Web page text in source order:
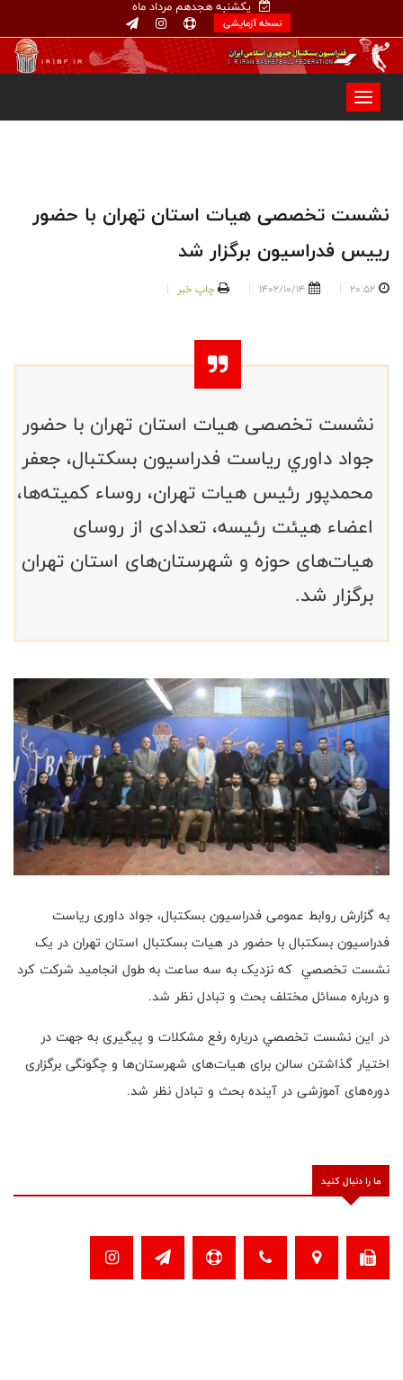
یکشنبه هجدهم مرداد ماه
نسخه آزمایشی
نشست تخصصی هیات استان تهران با حضور
رییس فدراسیون برگزار شد
20:52
1402/10/14 چاپ خبر
نشست تخصصی هيات استان تهران با حضور
جواد داوري ریاست فدراسیون بسکتبال، جعفر
محمدپور رئيس هيات تهران، روساء کمیته‌ها،
اعضاء هیئت رئیسه، تعدادی از روسای
هیات‌های حوزه و شهرستان‌های استان تهران
برگزار شد.
به گزارش روابط عمومی فدراسیون بسکتبال، جواد داوری ریاست
فدراسیون بسکتبال با حضور در هیات بسکتبال استان تهران در یک
نشست تخصصي که نزدیک به سه ساعت به طول انجامید شركت كرد
و درباره مسائل مختلف بحث و تبادل نظر شد.
در اين نشست تخصصي درباره رفع مشکلات و پیگیری به جهت در
اختیار گذاشتن سالن برای هیات‌های شهرستان‌ها و چگونگی برگزاری
دوره‌های آموزشی در آینده بحث و تبادل نظر شد.
ما را دنبال کنید